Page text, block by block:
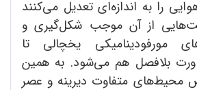
را به اندازه‌ای تعدیل می‌کنند
از آن موجب شکل‌گیری و
مورفودینامیکی یخچالی تا
بلافصل هم می‌شود. به همین
محیط‌های متفاوت دیرینه و عصر